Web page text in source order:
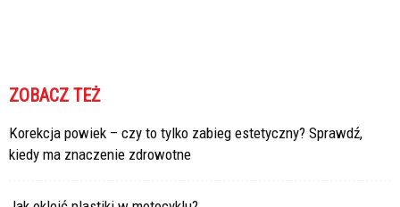
ZOBACZ TEŻ
Korekcja powiek – czy to tylko zabieg estetyczny? Sprawdź,
kiedy ma znaczenie zdrowotne